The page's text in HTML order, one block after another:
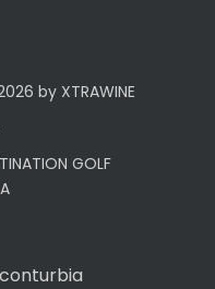
by XTRAWINE
GOLF